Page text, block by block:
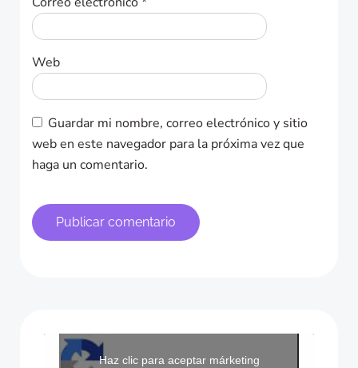
Web
Guardar mi nombre, correo electrónico y sitio
web en este navegador para la próxima vez que
haga un comentario.
Haz clic para aceptar márketing